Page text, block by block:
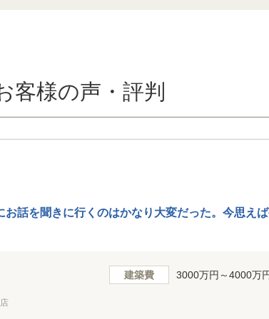
客様の声・評判
話を聞きに行くのはかなり大変だった。今思え
建築費 3000万円～4000万